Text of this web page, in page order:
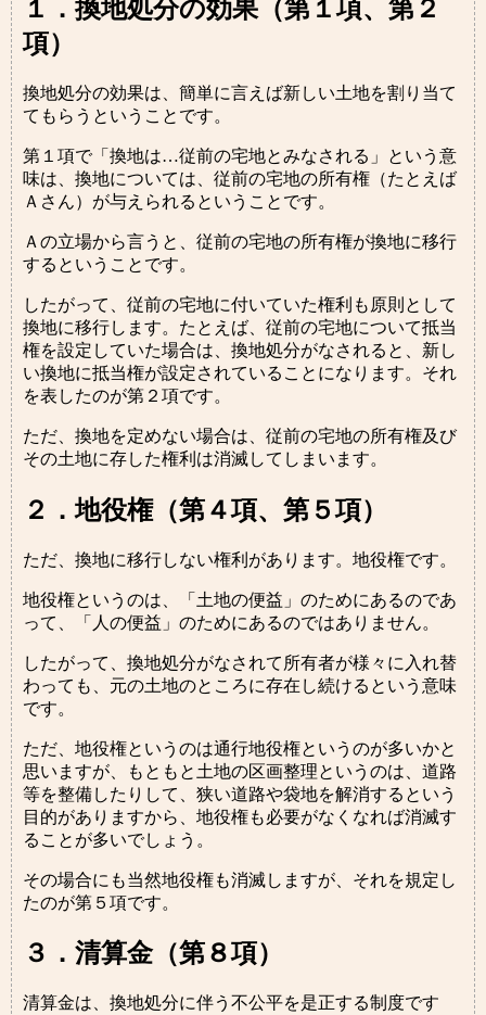
１．換地処分の効果（第１項、第２
項）
換地処分の効果は、簡単に言えば新しい土地を割り当て
てもらうということです。
第１項で「換地は…従前の宅地とみなされる」という意
味は、換地については、従前の宅地の所有権（たとえば
Ａさん）が与えられるということです。
Ａの立場から言うと、従前の宅地の所有権が換地に移行
するということです。
したがって、従前の宅地に付いていた権利も原則として
換地に移行します。たとえば、従前の宅地について抵当
権を設定していた場合は、換地処分がなされると、新し
い換地に抵当権が設定されていることになります。それ
を表したのが第２項です。
ただ、換地を定めない場合は、従前の宅地の所有権及び
その土地に存した権利は消滅してしまいます。
２．地役権（第４項、第５項）
ただ、換地に移行しない権利があります。地役権です。
地役権というのは、「土地の便益」のためにあるのであ
って、「人の便益」のためにあるのではありません。
したがって、換地処分がなされて所有者が様々に入れ替
わっても、元の土地のところに存在し続けるという意味
です。
ただ、地役権というのは通行地役権というのが多いかと
思いますが、もともと土地の区画整理というのは、道路
等を整備したりして、狭い道路や袋地を解消するという
目的がありますから、地役権も必要がなくなれば消滅す
ることが多いでしょう。
その場合にも当然地役権も消滅しますが、それを規定し
たのが第５項です。
３．清算金（第８項）
清算金は、換地処分に伴う不公平を是正する制度です